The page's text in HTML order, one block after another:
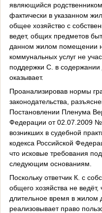
являющийся
фактически в указанном
общее хозяйство с
ведет, общих предметов
данном жилом помещении
коммунальных услуг не
поддержки С. в
оказывает.
Проанализировав нормы
законодательства,
Постановлении Пленума
Федерации от 02.07.2009 №
возникших в судебной
кодекса Российской
что исковые требования
следующим основаниям.
Поскольку ответчик К. с
общего хозяйства не
длительное время в жилом
реализовывает право